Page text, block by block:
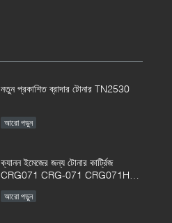
নতুন প্রকাশিত ব্রাদার টোনার TN2530
আরো পড়ুন
ক্যানন ইমেজের জন্য টোনার কার্ট্রিজ
CRG071 CRG-071 CRG071H
MF272 MF273 MF275
আরো পড়ুন